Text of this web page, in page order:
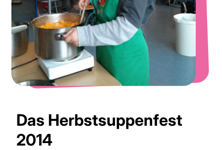
Das Herbstsuppenfest
2014